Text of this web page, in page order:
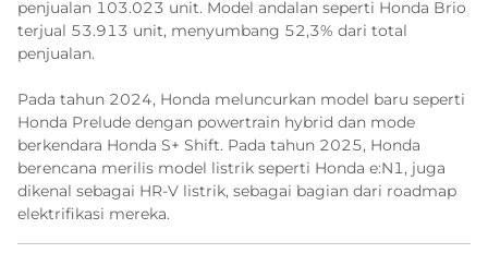
penjualan 103.023 unit. Model andalan seperti Honda Brio
terjual 53.913 unit, menyumbang 52,3% dari total
penjualan.
Pada tahun 2024, Honda meluncurkan model baru seperti
Honda Prelude dengan powertrain hybrid dan mode
berkendara Honda S+ Shift. Pada tahun 2025, Honda
berencana merilis model listrik seperti Honda e:N1, juga
dikenal sebagai HR-V listrik, sebagai bagian dari roadmap
elektrifikasi mereka.